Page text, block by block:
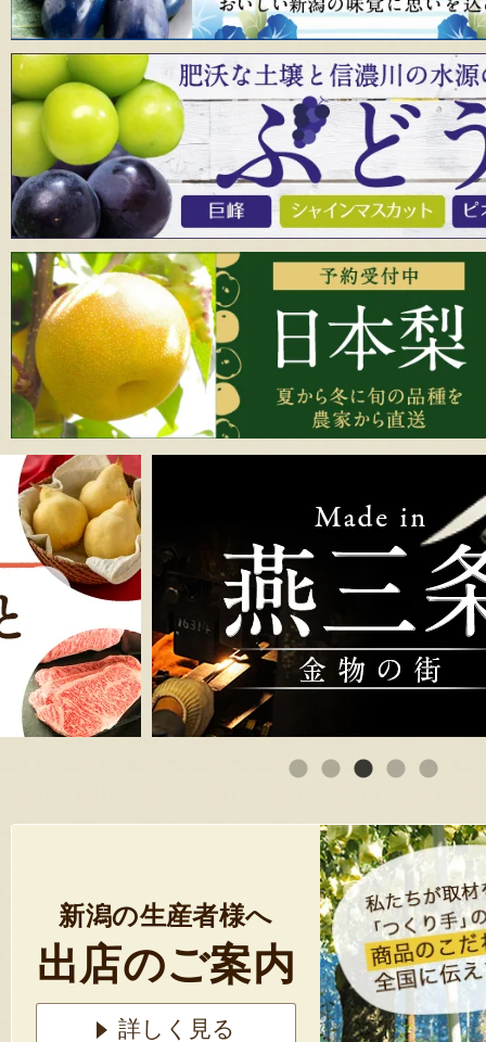
新潟の生産者様へ
出店のご案内
詳しく見る